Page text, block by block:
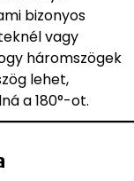
bizonyos
vagy
háromszögek
lehet,
a 180°-ot.